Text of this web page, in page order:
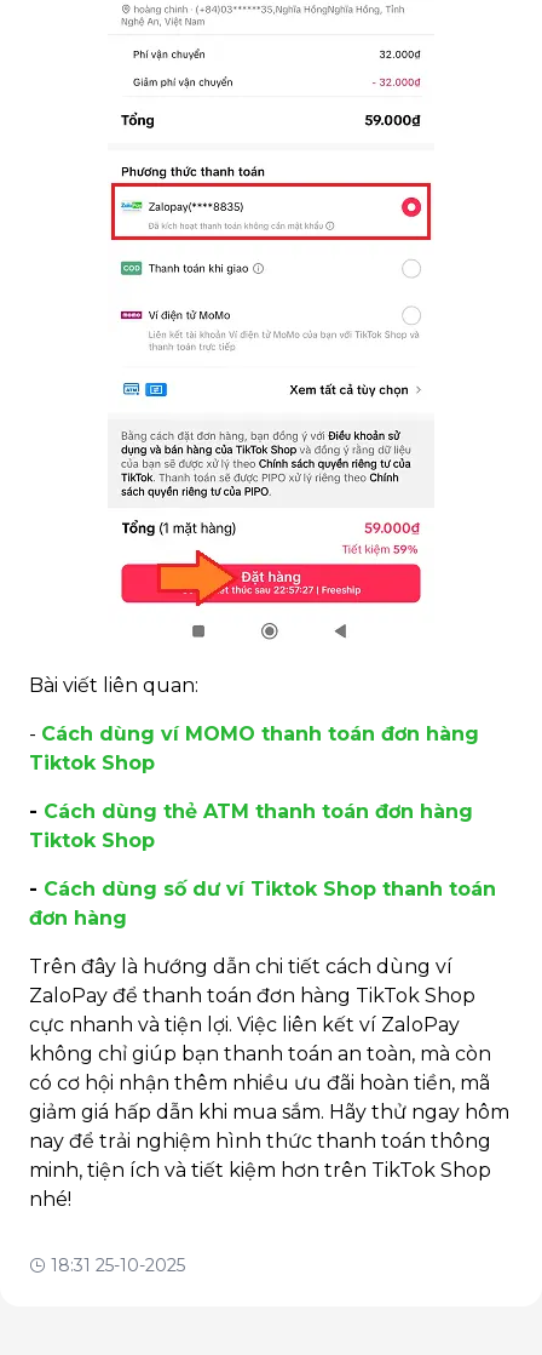
Bài viết liên quan:
- Cách dùng ví MOMO thanh toán đơn hàng
Tiktok Shop
- Cách dùng thẻ ATM thanh toán đơn hàng
Tiktok Shop
- Cách dùng số dư ví Tiktok Shop thanh toán
đơn hàng
Trên đây là hướng dẫn chi tiết cách dùng ví
ZaloPay để thanh toán đơn hàng TikTok Shop
cực nhanh và tiện lợi. Việc liên kết ví ZaloPay
không chỉ giúp bạn thanh toán an toàn, mà còn
có cơ hội nhận thêm nhiều ưu đãi hoàn tiền, mã
giảm giá hấp dẫn khi mua sắm. Hãy thử ngay hôm
nay để trải nghiệm hình thức thanh toán thông
minh, tiện ích và tiết kiệm hơn trên TikTok Shop
nhé!
18:31 25-10-2025